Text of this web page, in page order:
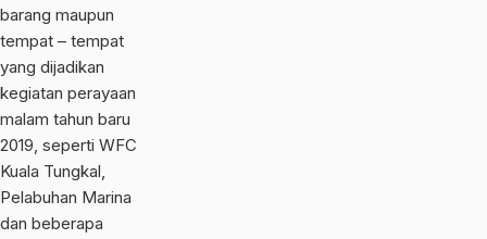
barang maupun
tempat – tempat
yang dijadikan
kegiatan perayaan
malam tahun baru
2019, seperti WFC
Kuala Tungkal,
Pelabuhan Marina
dan beberapa